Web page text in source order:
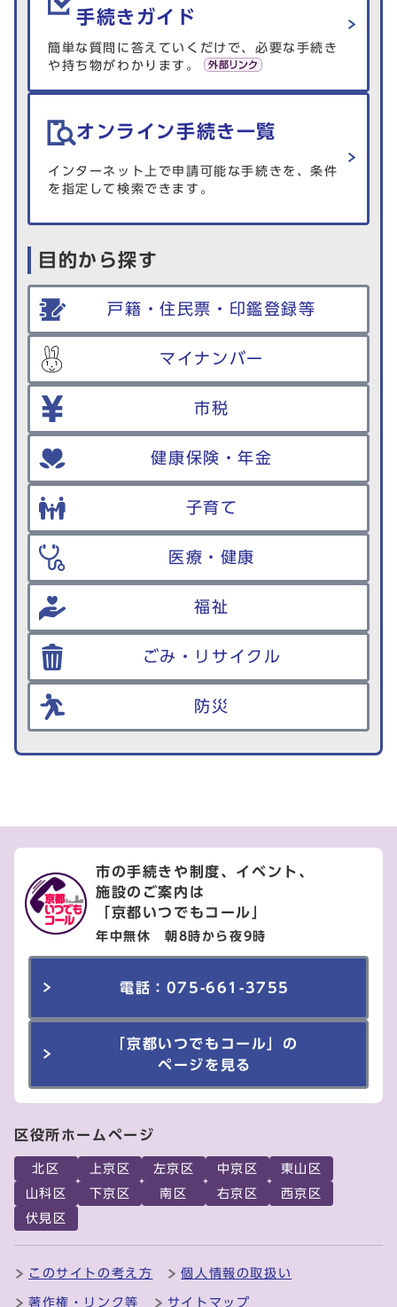
手続きガイド
簡単な質問に答えていくだけで、必要な手続き
や持ち物がわかります。
オンライン手続き一覧
インターネット上で申請可能な手続きを、条件
を指定して検索できます。
目的から探す
戸籍・住民票・印鑑登録等
マイナンバー
市税
健康保険・年金
子育て
医療・健康
福祉
ごみ・リサイクル
防災
市の手続きや制度、イベント、
施設のご案内は
「京都いつでもコール」
年中無休 朝8時から夜9時
電話：075-661-3755
「京都いつでもコール」の
ページを見る
区役所ホームページ
北区 上京区 左京区 中京区
東山区
山科区
下京区 南区 右京区
西京区
伏見区
このサイトの考え方 個人情報の取扱い
著作権・リンク等 サイトマップ